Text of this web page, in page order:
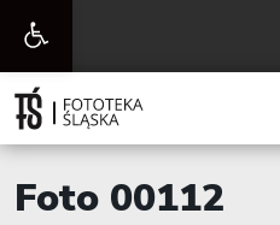
Werkzeugleiste
öffnen
Foto 00112